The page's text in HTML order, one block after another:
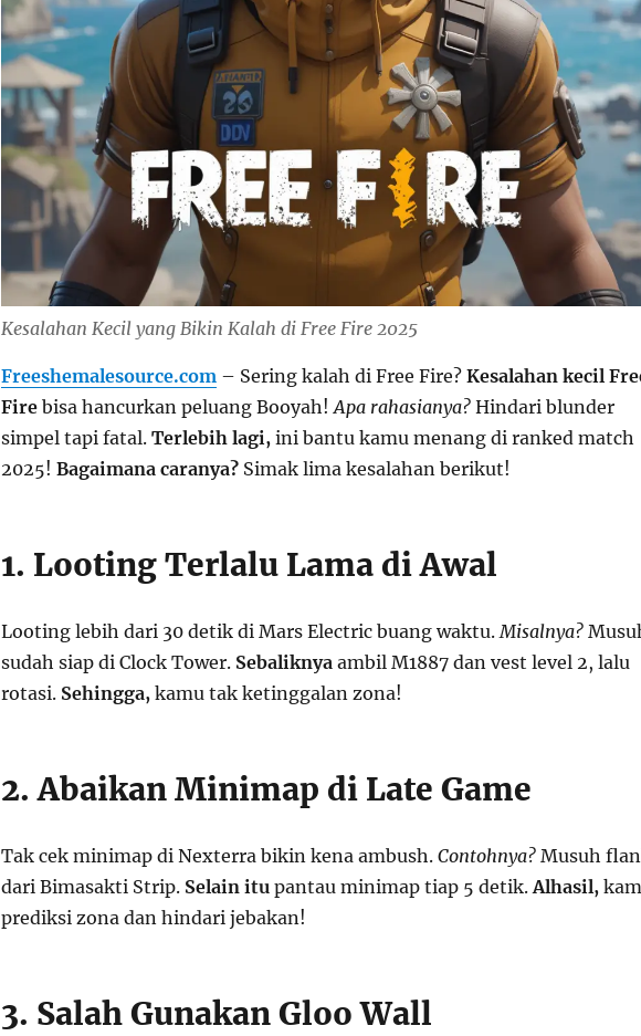
Kesalahan Kecil yang Bikin Kalah di Free Fire 2025
Freeshemalesource.com– Sering kalah di Free Fire? Kesalahan kecil
Firebisa hancurkan peluang Booyah!Apa rahasianya?Hindari blunder
simpel tapi fatal. Terlebih lagi,ini bantu kamu menang di ranked match
2025! Bagaimana caranya?Simak lima kesalahan berikut!
1. Looting Terlalu Lama di Awal
Looting lebih dari 30 detik di Mars Electric buang waktu.Misalnya?
sudah siap di Clock Tower. Sebaliknyaambil M1887 dan vest level 2, lalu
rotasi. Sehingga,kamu tak ketinggalan zona!
2. Abaikan Minimap di Late Game
Tak cek minimap di Nexterra bikin kena ambush. Contohnya?Musuh
dari Bimasakti Strip. Selain itupantau minimap tiap 5 detik.Alhasil,
prediksi zona dan hindari jebakan!
3. Salah Gunakan Gloo Wall